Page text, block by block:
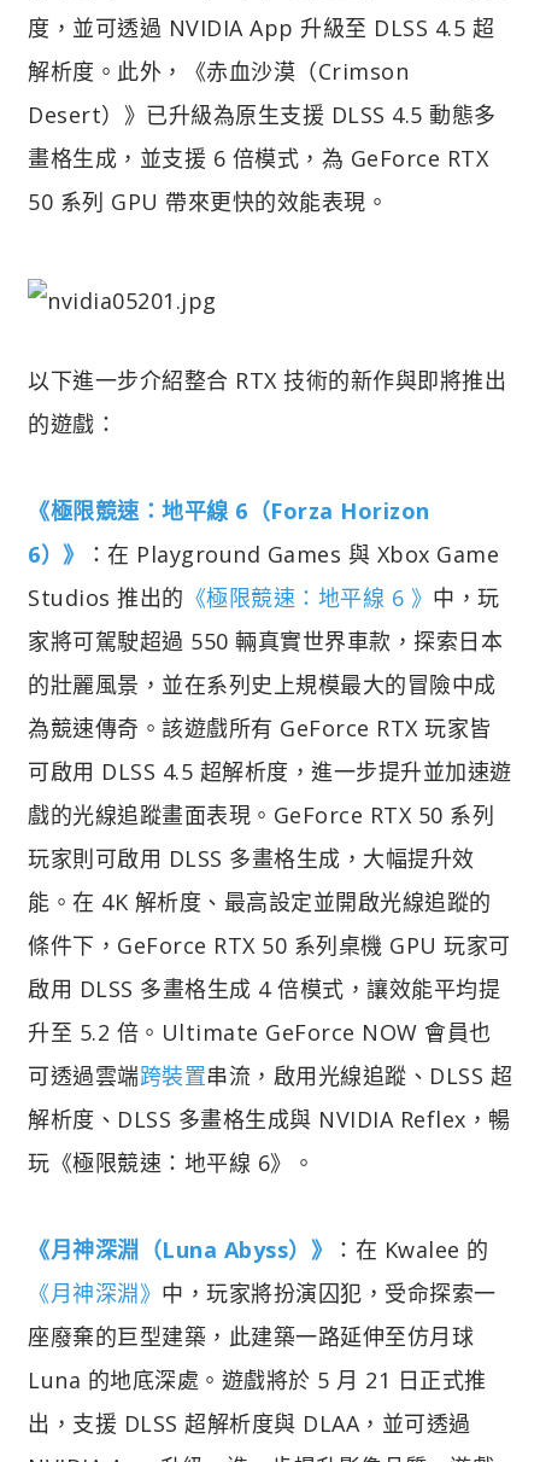
度，並可透過 NVIDIA App 升級至 DLSS 4.5 超
解析度。此外，《赤血沙漠（Crimson
Desert）》已升級為原生支援 DLSS 4.5 動態多
畫格生成，並支援 6 倍模式，為 GeForce RTX
50 系列 GPU 帶來更快的效能表現。
以下進一步介紹整合 RTX 技術的新作與即將推出
的遊戲：
《極限競速：地平線 6（Forza Horizon
6）》
：在 Playground Games 與 Xbox Game
Studios 推出的 《極限競速：地平線 6 》 中，玩
家將可駕駛超過 550 輛真實世界車款，探索日本
的壯麗風景，並在系列史上規模最大的冒險中成
為競速傳奇。該遊戲所有 GeForce RTX 玩家皆
可啟用 DLSS 4.5 超解析度，進一步提升並加速遊
戲的光線追蹤畫面表現。GeForce RTX 50 系列
玩家則可啟用 DLSS 多畫格生成，大幅提升效
能。在 4K 解析度、最高設定並開啟光線追蹤的
條件下，GeForce RTX 50 系列桌機 GPU 玩家可
啟用 DLSS 多畫格生成 4 倍模式，讓效能平均提
升至 5.2 倍。Ultimate GeForce NOW 會員也
可透過雲端跨裝置串流，啟用光線追蹤、DLSS 超
解析度、DLSS 多畫格生成與 NVIDIA Reflex，暢
玩《極限競速：地平線 6》。
《月神深淵（Luna Abyss）》
：在 Kwalee 的
《月神深淵》 中，玩家將扮演囚犯，受命探索一
座廢棄的巨型建築，此建築一路延伸至仿月球
Luna 的地底深處。遊戲將於 5 月 21 日正式推
出，支援 DLSS 超解析度與 DLAA，並可透過